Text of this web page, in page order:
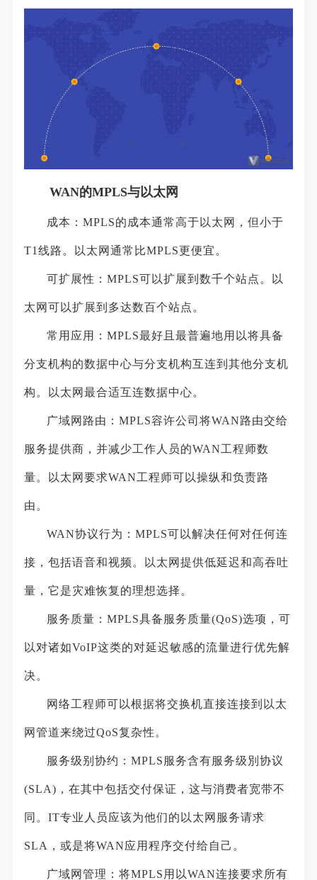
WAN的MPLS与以太网
成本：MPLS的成本通常高于以太网，但小于
T1线路。以太网通常比MPLS更便宜。
可扩展性：MPLS可以扩展到数千个站点。以
太网可以扩展到多达数百个站点。
常用应用：MPLS最好且最普遍地用以将具备
分支机构的数据中心与分支机构互连到其他分支机
构。以太网最合适互连数据中心。
广域网路由：MPLS容许公司将WAN路由交给
服务提供商，并减少工作人员的WAN工程师数
量。以太网要求WAN工程师可以操纵和负责路
由。
WAN协议行为：MPLS可以解决任何对任何连
接，包括语音和视频。以太网提供低延迟和高吞吐
量，它是灾难恢复的理想选择。
服务质量：MPLS具备服务质量(QoS)选项，可
以对诸如VoIP这类的对延迟敏感的流量进行优先解
决。
网络工程师可以根据将交换机直接连接到以太
网管道来绕过QoS复杂性。
服务级别协约：MPLS服务含有服务级別协议
(SLA)，在其中包括交付保证，这与消费者宽带不
同。IT专业人员应该为他们的以太网服务请求
SLA，或是将WAN应用程序交付给自己。
广域网管理：将MPLS用以WAN连接要求所有